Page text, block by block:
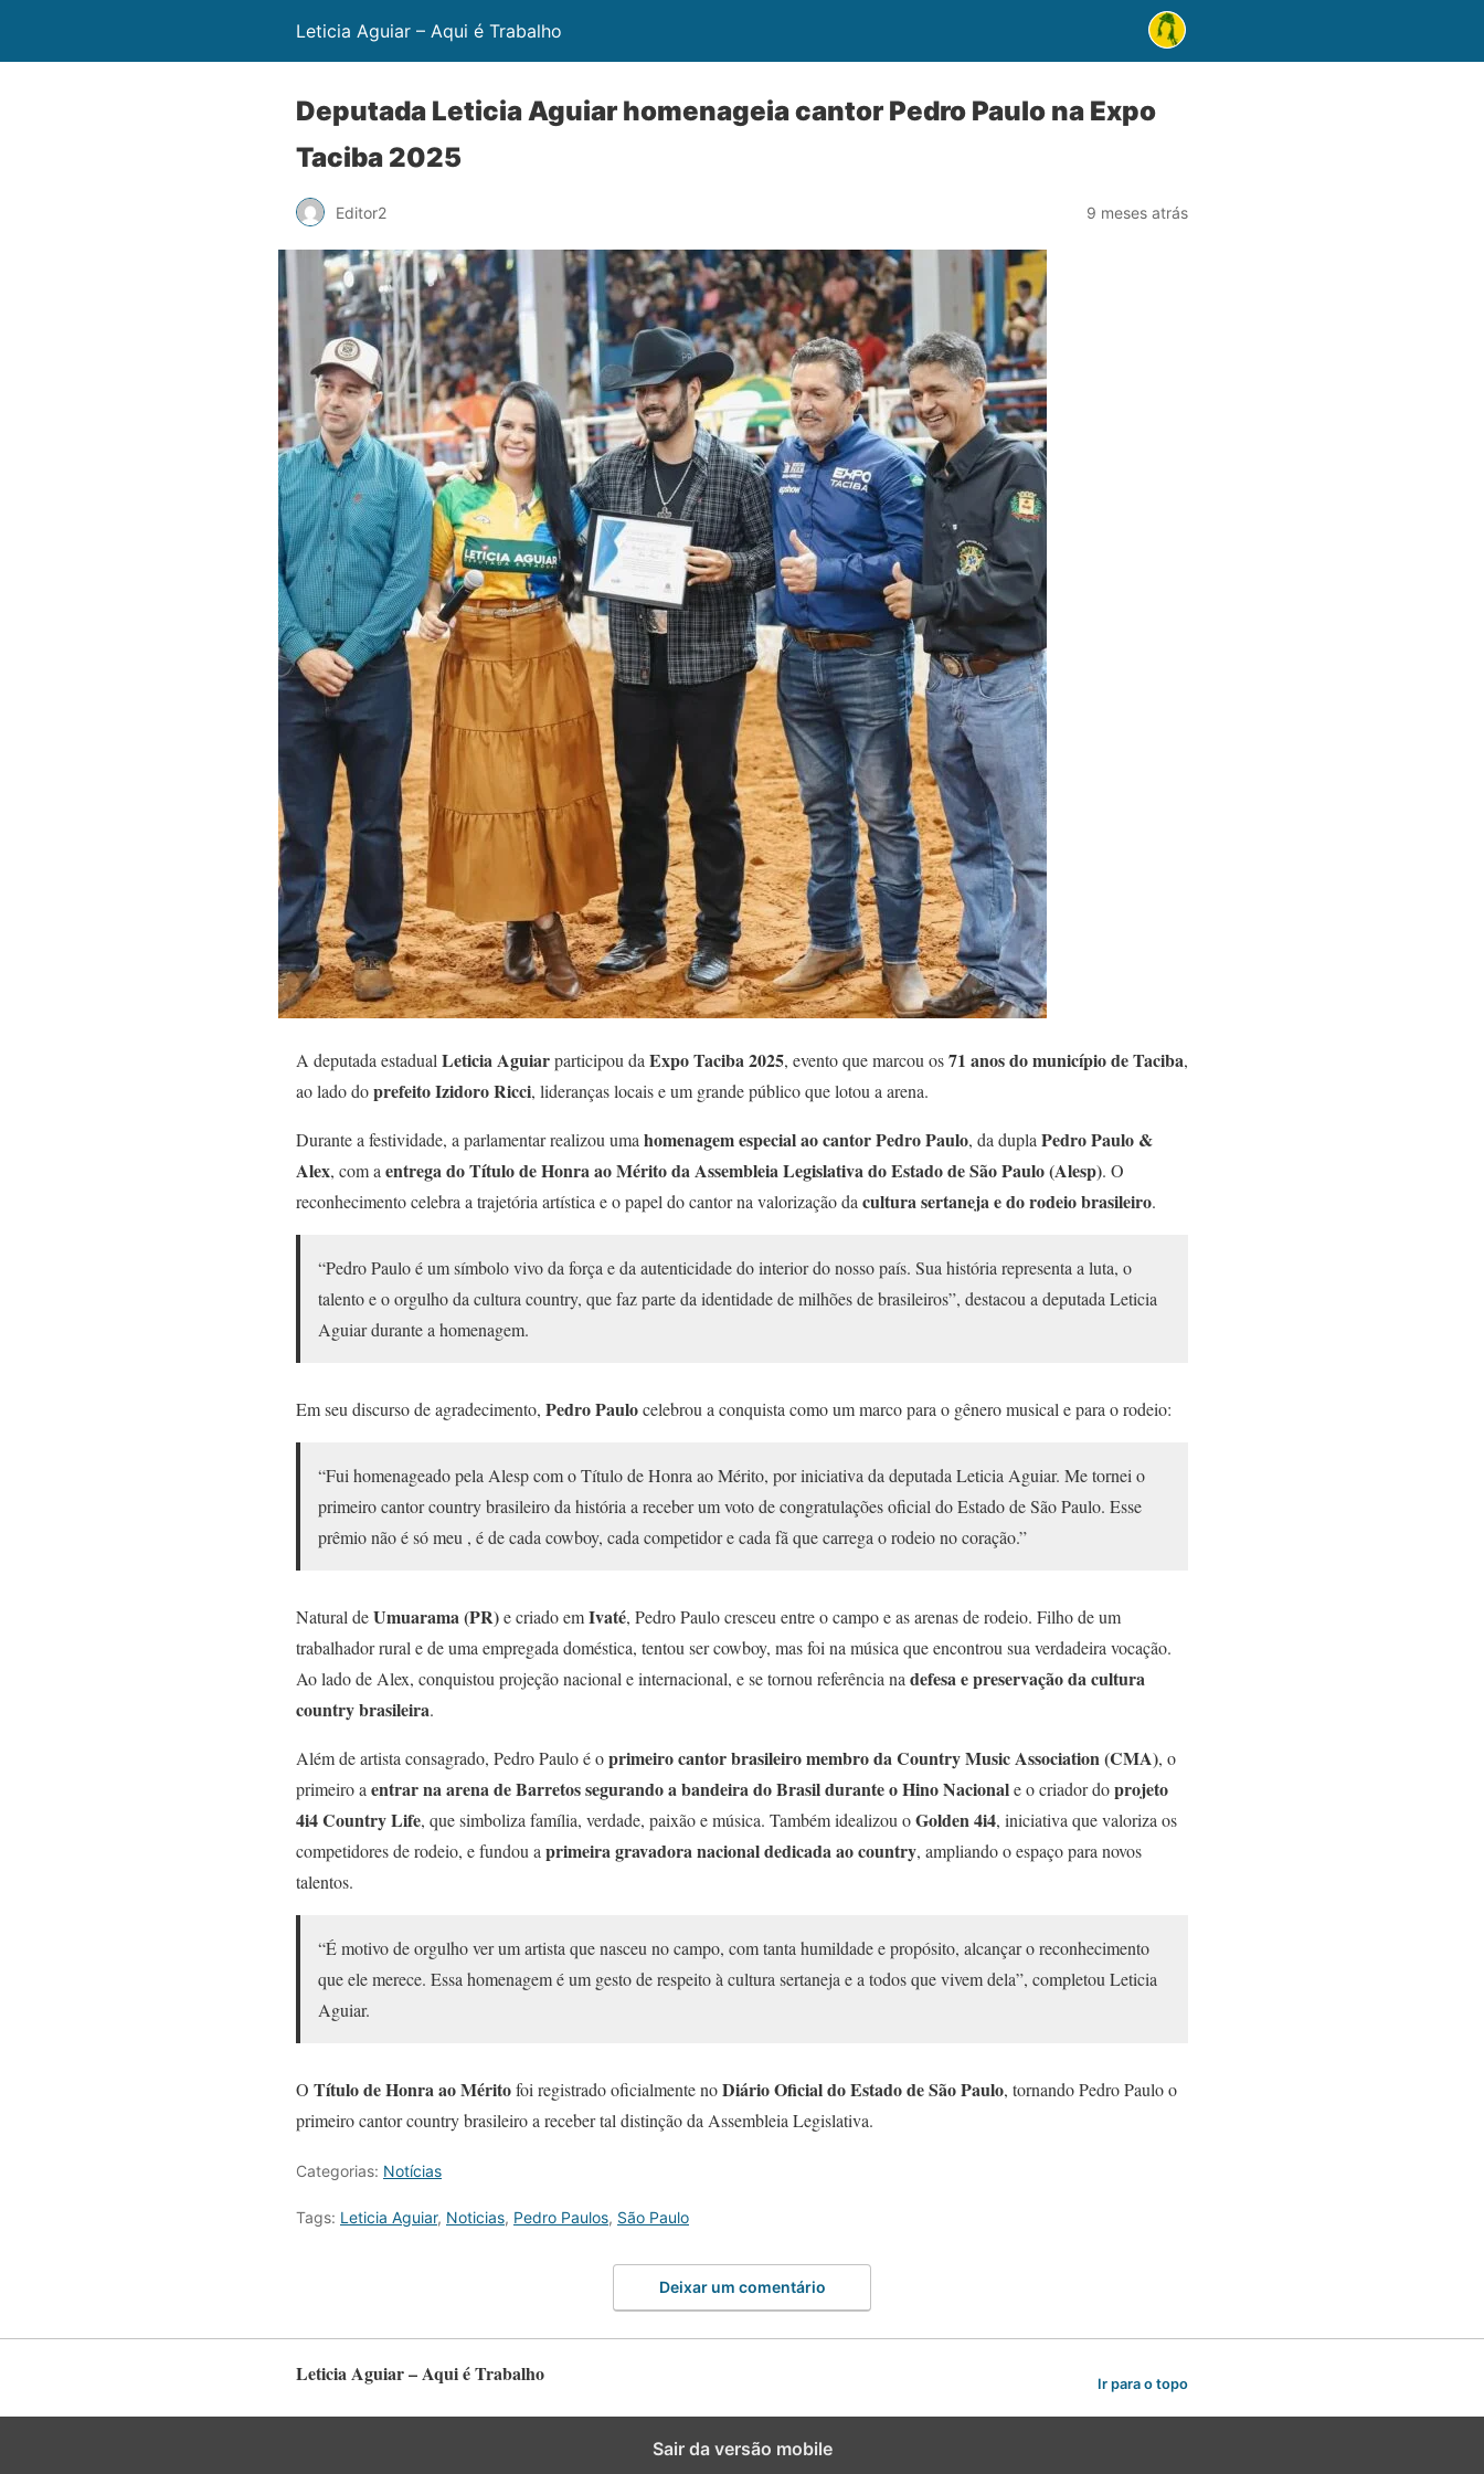
Leticia Aguiar – Aqui é Trabalho
Deputada Leticia Aguiar homenageia cantor Pedro Paulo na Expo
Taciba 2025
Editor2 9 meses atrás
A deputada estadual Leticia Aguiarparticipou da Expo Taciba 2025, evento que marcou os71 anos do município de Taciba,
ao lado doprefeito Izidoro Ricci, lideranças locais e um grande público que lotou a arena.
Durante a festividade, a parlamentar realizou uma homenagem especial ao cantor Pedro Paulo, da dupla Pedro Paulo &
Alex, com a entrega do Título de Honra ao Mérito da Assembleia Legislativa do Estado de São Paulo (Alesp). O
reconhecimento celebra a trajetória artística e o papel do cantor na valorização da cultura sertaneja e do rodeio brasileiro.
“Pedro Paulo é um símbolo vivo da força e da autenticidade do interior do nosso país. Sua história representa a luta, o
talento e o orgulho da cultura country, que faz parte da identidade de milhões de brasileiros”, destacou a deputada Leticia
Aguiar durante a homenagem.
Em seu discurso de agradecimento, Pedro Paulocelebrou a conquista como um marco para o gênero musical e para o rodeio:
“Fui homenageado pela Alesp com o Título de Honra ao Mérito, por iniciativa da deputada Leticia Aguiar. Me tornei o
primeiro cantor country brasileiro da história a receber um voto de congratulações oficial do Estado de São Paulo. Esse
prêmio não é só meu , é de cada cowboy, cada competidor e cada fã que carrega o rodeio no coração.”
Natural deUmuarama (PR)e criado emIvaté, Pedro Paulo cresceu entre o campo e as arenas de rodeio. Filho de um
trabalhador rural e de uma empregada doméstica, tentou ser cowboy, mas foi na música que encontrou sua verdadeira vocação.
Ao lado de Alex, conquistou projeção nacional e internacional, e se tornou referência na defesa e preservação da cultura
country brasileira.
Além de artista consagrado, Pedro Paulo é oprimeiro cantor brasileiro membro da Country Music Association (CMA), o
primeiro a entrar na arena de Barretos segurando a bandeira do Brasil durante o Hino Nacionale o criador doprojeto
4i4 Country Life, que simboliza família, verdade, paixão e música. Também idealizou oGolden 4i4, iniciativa que valoriza os
competidores de rodeio, e fundou a primeira gravadora nacional dedicada ao country, ampliando o espaço para novos
talentos.
“É motivo de orgulho ver um artista que nasceu no campo, com tanta humildade e propósito, alcançar o reconhecimento
que ele merece. Essa homenagem é um gesto de respeito à cultura sertaneja e a todos que vivem dela”, completou Leticia
Aguiar.
O Título de Honra ao Méritofoi registrado oficialmente noDiário Oficial do Estado de São Paulo, tornando Pedro Paulo o
primeiro cantor country brasileiro a receber tal distinção da Assembleia Legislativa.
Categorias: Notícias
Tags: Leticia Aguiar, Noticias, Pedro Paulos, São Paulo
Deixar um comentário
Leticia Aguiar – Aqui é Trabalho Ir para o topo
Sair da versão mobile